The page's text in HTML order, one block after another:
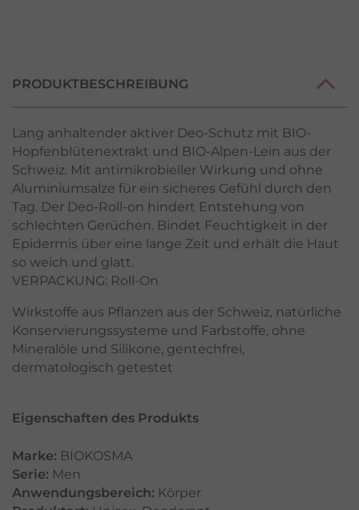
PRODUKTBESCHREIBUNG
Lang anhaltender aktiver Deo-Schutz mit BIO-
Hopfenblütenextrakt und BIO-Alpen-Lein aus der
Schweiz. Mit antimikrobieller Wirkung und ohne
Aluminiumsalze für ein sicheres Gefühl durch den
Tag. Der Deo-Roll-on hindert Entstehung von
schlechten Gerüchen. Bindet Feuchtigkeit in der
Epidermis über eine lange Zeit und erhält die Haut
so weich und glatt.
VERPACKUNG: Roll-On
Wirkstoffe aus Pflanzen aus der Schweiz, natürliche
Konservierungssysteme und Farbstoffe, ohne
Mineralöle und Silikone, gentechfrei,
dermatologisch getestet
Eigenschaften des Produkts
Marke: BIOKOSMA
Serie: Men
Anwendungsbereich: Körper